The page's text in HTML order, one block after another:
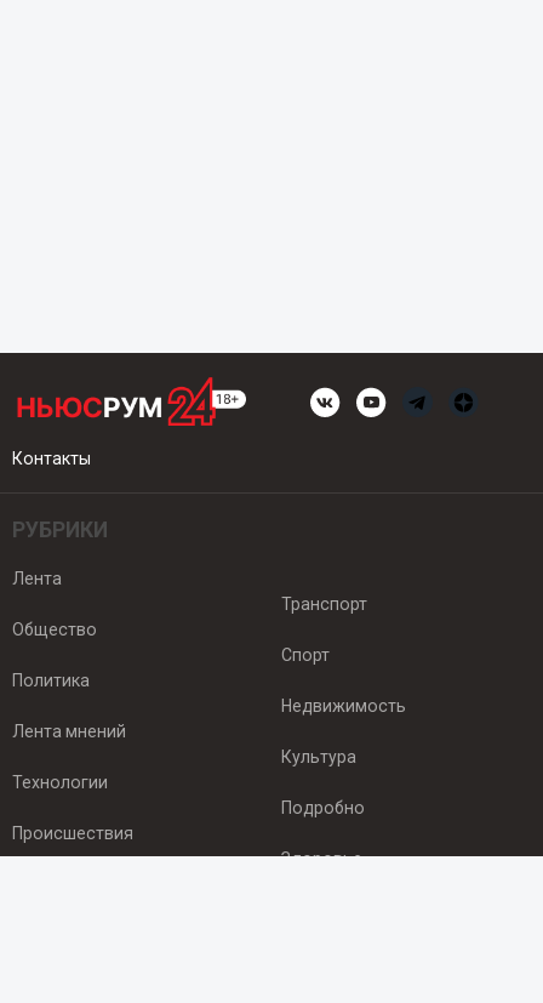
Контакты
РУБРИКИ
Лента
Общество
Политика
Лента мнений
Технологии
Происшествия
Транспорт
Спорт
Недвижимость
Культура
Подробно
Здоровье